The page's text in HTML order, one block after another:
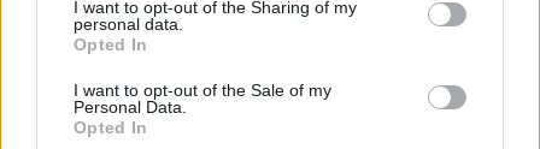
I want to opt-out of the Sharing of my
personal data.
Opted In
I want to opt-out of the Sale of my
Personal Data.
Opted In
Lähetä uutisvinkki
Mediatiedot
Tyyliniekka
Lifestyle